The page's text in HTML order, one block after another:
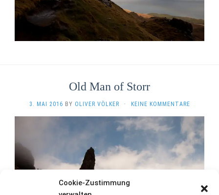
Cookie-Zustimmung
Old Man of Storr
3. MAI 2016 BY OLIVER VÖLKER · KEINE KOMMENTARE